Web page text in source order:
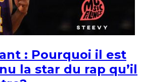
: Pourquoi il est
la star du rap qu’il